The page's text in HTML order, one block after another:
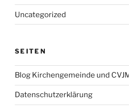
Uncategorized
SEITEN
Blog Kirchengemeinde und
Datenschutzerklärung